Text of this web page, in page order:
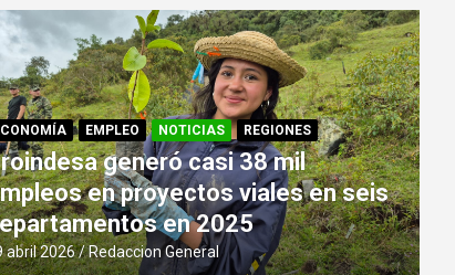
EMPLEO NOTICIAS REGIONES
generó casi 38 mil
en proyectos viales en seis
en 2025
abril 2026 Redaccion General